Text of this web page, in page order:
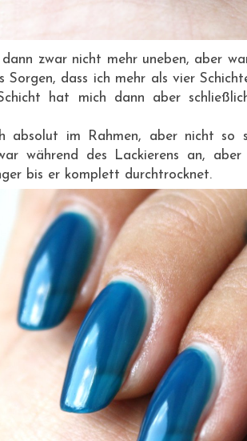
zwar nicht mehr uneben, aber
Sorgen, dass ich mehr als vier
hat mich dann aber
absolut im Rahmen, aber nicht so
während des Lackierens an,
bis er komplett durchtrocknet.